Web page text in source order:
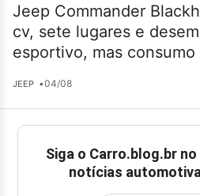
Jeep Commander
cv, sete lugares e
esportivo, mas consumo
JEEP •04/08
Siga o Carro.blog.br no
notícias